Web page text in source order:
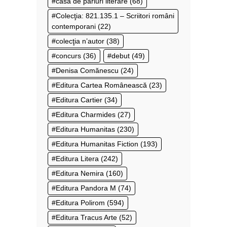
Colecţia: 821.135.1 – Scriitori români
contemporani (22)
colecţia n’autor (38)
concurs (36) debut (49)
Denisa Comănescu (24)
Editura Cartea Românească (23)
Editura Cartier (34)
Editura Charmides (27)
Editura Humanitas (230)
Editura Humanitas Fiction (193)
Editura Litera (242)
Editura Nemira (160)
Editura Pandora M (74)
Editura Polirom (594)
Editura Tracus Arte (52)